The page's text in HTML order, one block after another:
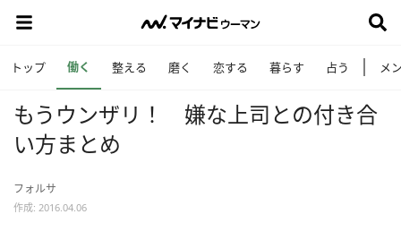
トップ 働く 整える 磨く 恋する 暮らす 占う メ
もうウンザリ！ 嫌な上司との付き合
い方まとめ
フォルサ
作成: 2016.04.06